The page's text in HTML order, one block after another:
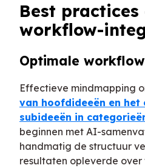
Best practices
workflow-
Optimale
Effectieve mindmapping
van hoofdideeën en het
subideeën in
beginnen met AI-
handmatig de structuur
resultaten opleverde over